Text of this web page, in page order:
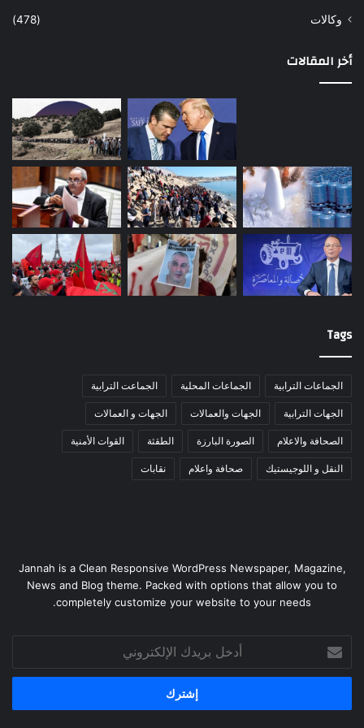
وكالات
(478)
أخر المقالات
Tags
الجماعات الترابية الجماعات المحلية الجماعت الترابية
الجهات الترابية الجهات والعمالات الجهات و العمالات
الصحافة والاعلام الصورة البارزة الطقثة القوات الأمنية
النقل و اللوجيستيك صحافة واعلام نقابات
Jannah is a Clean Responsive WordPress Newspaper, Magazine,
News and Blog theme. Packed with options that allow you to
completely customize your website to your needs.
بريدك
الإلكتروني